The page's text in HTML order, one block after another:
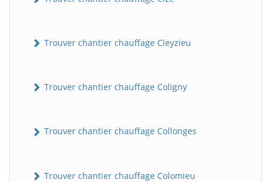
Trouver chantier chauffage Cleyzieu
Trouver chantier chauffage Coligny
Trouver chantier chauffage Collonges
Trouver chantier chauffage Colomieu